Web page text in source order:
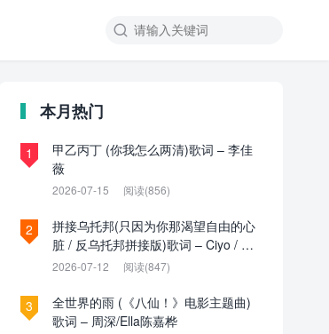

本月热门
1
甲乙丙丁 (你我怎么两清)歌词 – 李佳
薇
2026-07-15 阅读(856)
2
拼接乌托邦(只因为你那渴望自由的心
脏 / 反乌托邦拼接版)歌词 – Ciyo / 见
过夏天P / 乌托邦P
2026-07-12 阅读(847)
3
全世界的雨 (《八仙！》电影主题曲)
歌词 – 周深/Ella陈嘉桦